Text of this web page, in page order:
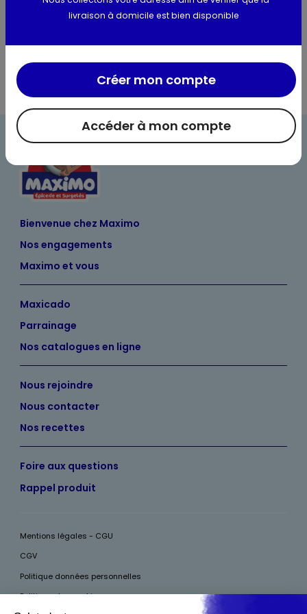
Bienvenue chez Maximo
Nos engagements
Maximo et vous
Maxicado
Parrainage
Nos catalogues en ligne
Nous rejoindre
Nous contacter
Nos recettes
Foire aux questions
Rappel produit
Mentions légales - CGU
CGV
Politique données personnelles
Politique des cookies
livraison à domicile est bien disponible
Accéder à mon compte
Créer mon compte